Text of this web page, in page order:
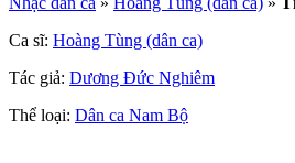
Ca sĩ: Hoàng Tùng (dân ca)
Tác giả: Dương Đức Nghiêm
Thể loại: Dân ca Nam Bộ